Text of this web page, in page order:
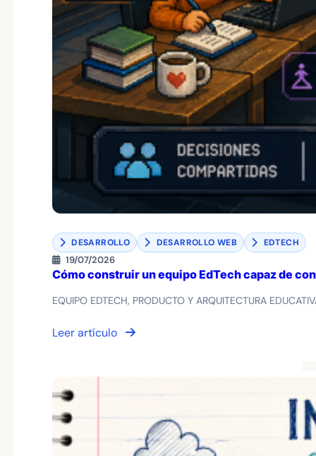
DESARROLLO DESARROLLO WEB EDTECH
19/07/2026
Cómo construir un equipo EdTech capaz de
EQUIPO EDTECH, PRODUCTO Y ARQUITECTURA
Leer artículo